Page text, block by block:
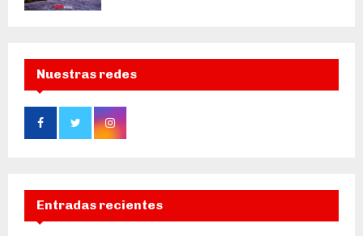
Nuestras redes
Entradas recientes